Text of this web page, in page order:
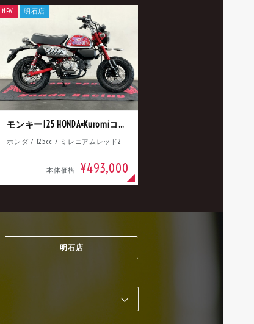
モンキー125 HONDA×Kuromiコラボ
ホンダ / 125cc / ミレニアムレッド2
本体価格 ¥493,000
NEW 明石店
明石店